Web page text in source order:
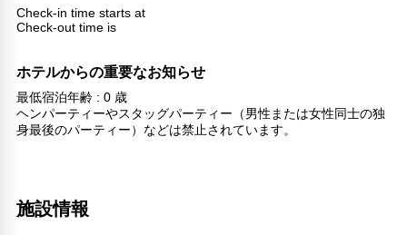
Check-in time starts at
Check-out time is
ホテルからの重要なお知らせ
最低宿泊年齢 : 0 歳
ヘンパーティーやスタッグパーティー（男性または女性同士の独
身最後のパーティー）などは禁止されています。
施設情報